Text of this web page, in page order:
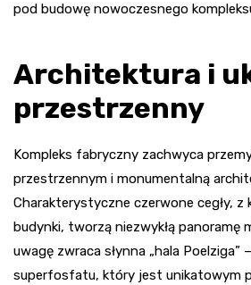
pod budowę nowoczesnego
Architektura i
przestrzenny
Kompleks fabryczny zachwyca
przestrzennym i monumentalną
Charakterystyczne czerwone cegły,
budynki, tworzą niezwykłą panoramę
uwagę zwraca słynna „hala Poelziga”
superfosfatu, który jest unikatowym